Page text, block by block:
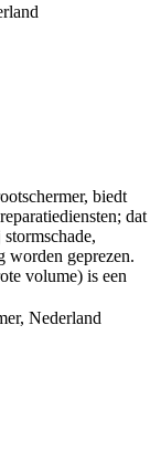
biedt
dat
worden geprezen.
volume) is een
Nederland